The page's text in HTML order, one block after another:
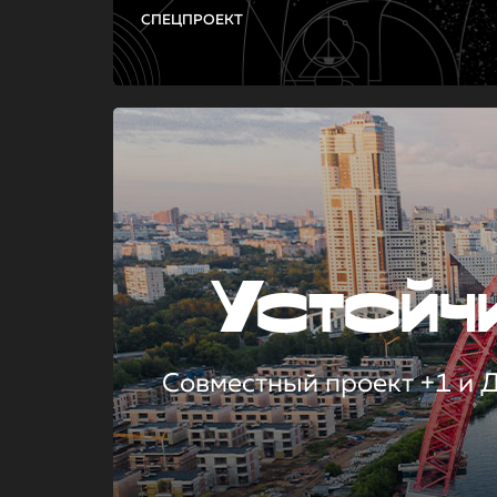
СПЕЦПРОЕКТ
Совместный проект +1 и